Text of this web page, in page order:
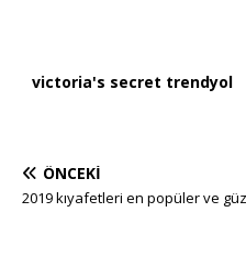
victoria's secret trendyol
ÖNCEKI
2019 kıyafetleri en popüler ve